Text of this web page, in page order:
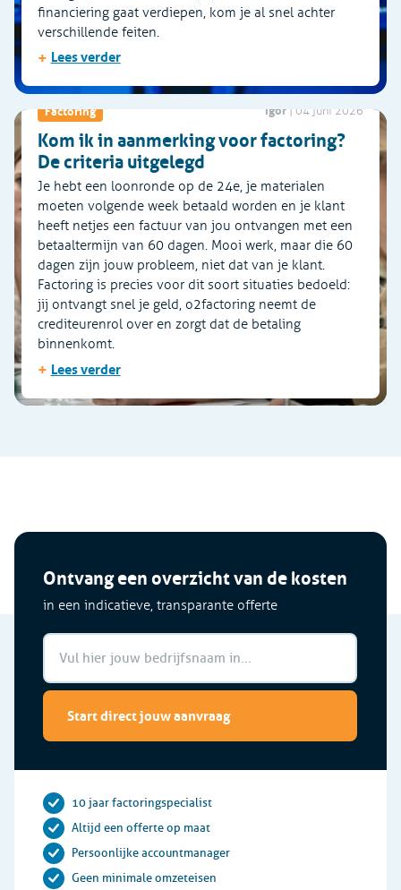
financiering gaat verdiepen, kom je al snel achter
verschillende feiten.
+ Lees verder
Factoring Igor |04 juni 2026
Kom ik in aanmerking voor factoring?
De criteria uitgelegd
Je hebt een loonronde op de 24e, je materialen
moeten volgende week betaald worden en je klant
heeft netjes een factuur van jou ontvangen met een
betaaltermijn van 60 dagen. Mooi werk, maar die 60
dagen zijn jouw probleem, niet dat van je klant.
Factoring is precies voor dit soort situaties bedoeld:
jij ontvangt snel je geld, o2factoring neemt de
crediteurenrol over en zorgt dat de betaling
binnenkomt.
+ Lees verder
Ontvang een overzicht van de kosten
in een indicatieve, transparante offerte
Start direct jouw aanvraag
10 jaar factoringspecialist
Altijd een offerte op maat
Persoonlijke accountmanager
Geen minimale omzeteisen